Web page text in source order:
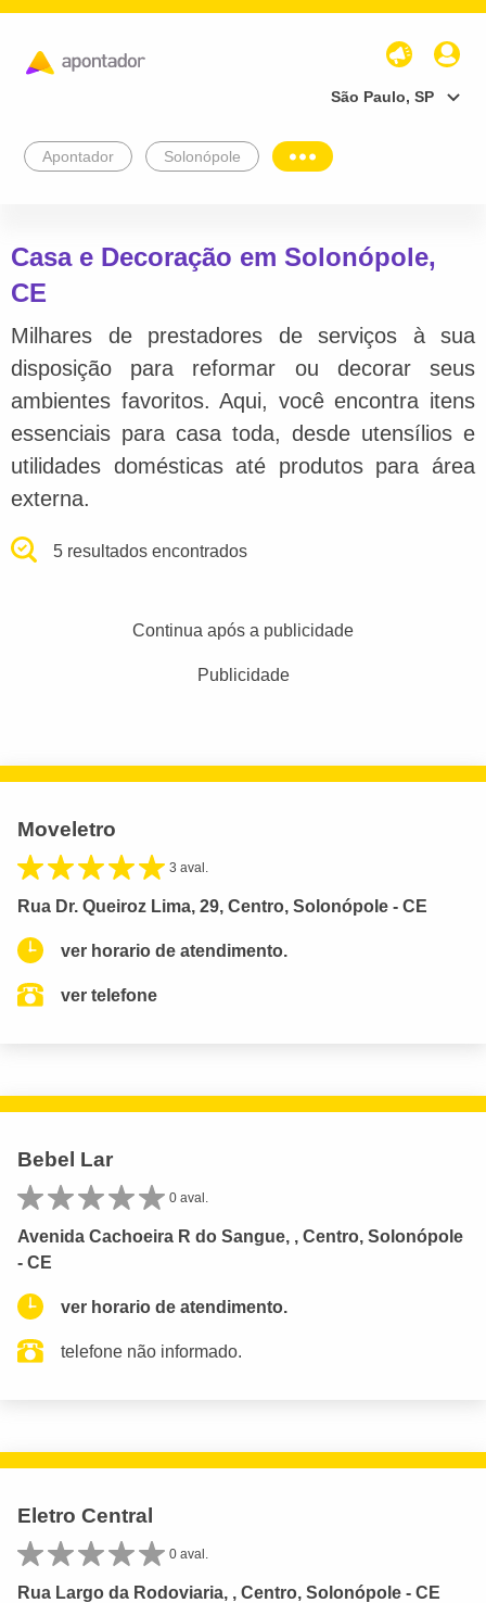
São Paulo, SP
Apontador Solonópole
Casa e Decoração em Solonópole,
CE
Milhares de prestadores de serviços à sua
disposição para reformar ou decorar seus
ambientes favoritos. Aqui, você encontra itens
essenciais para casa toda, desde utensílios e
utilidades domésticas até produtos para área
externa.
5 resultados encontrados
Continua após a publicidade
Publicidade
Moveletro
3 aval.
Rua Dr. Queiroz Lima, 29, Centro, Solonópole - CE
ver horario de atendimento.
ver telefone
Bebel Lar
0 aval.
Avenida Cachoeira R do Sangue, , Centro, Solonópole
- CE
ver horario de atendimento.
telefone não informado.
Eletro Central
0 aval.
Rua Largo da Rodoviaria, , Centro, Solonópole - CE